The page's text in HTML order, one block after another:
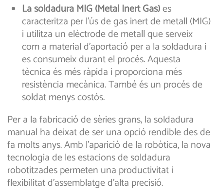
La soldadura MIG (Metal Inert Gas)es
caracteritza per l’ús de gas inert de metall (MIG)
i utilitza un elèctrode de metall que serveix
com a material d’aportació per a la soldadura i
es consumeix durant el procés. Aquesta
tècnica és més ràpida i proporciona més
resistència mecànica. També és un procés de
soldat menys costós.
Per a la fabricació de sèries grans, la soldadura
manual ha deixat de ser una opció rendible des de
fa molts anys. Amb l’aparició de la robòtica, la nova
tecnologia de les estacions de soldadura
robotitzades permeten una productivitat i
flexibilitat d’assemblatge d’alta precisió.